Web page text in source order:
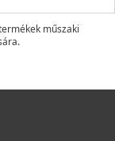
műszaki